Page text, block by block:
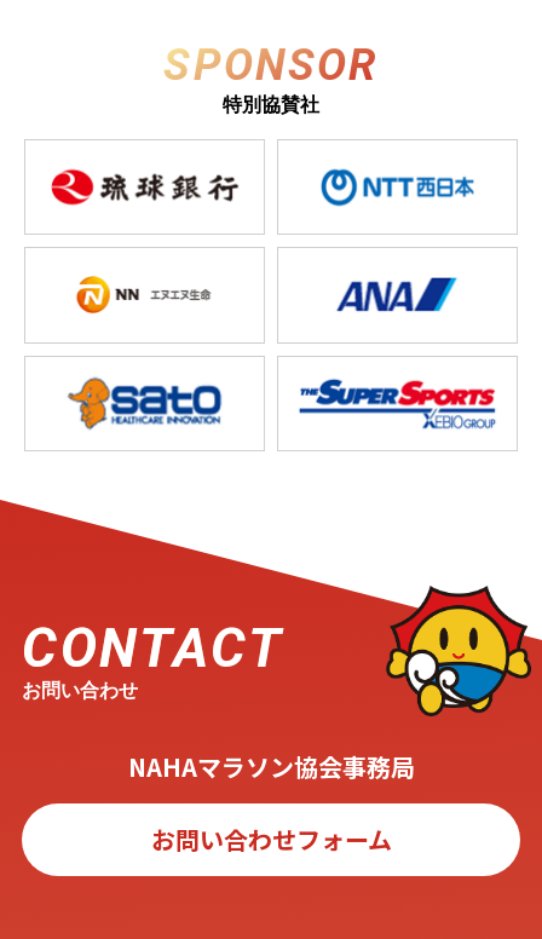
SPONSOR
特別協賛社
CONTACT
お問い合わせ
NAHAマラソン協会事務局
お問い合わせフォーム